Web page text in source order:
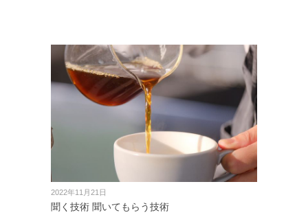
2022年11月21日
聞く技術 聞いてもらう技術